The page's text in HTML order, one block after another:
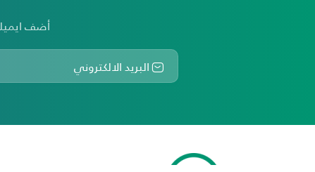
أضف ايميلك للإشتراك بنشرتِنا البريدية لتتمكن من الحصولِ على آخرِ الأخبارِ و أحدثِ الحَملات